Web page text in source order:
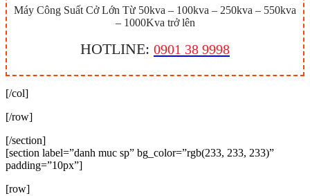
Máy Công Suất Cở Lớn Từ 50kva – 100kva – 250kva – 550kva
– 1000Kva trở lên
HOTLINE: 0901 38 9998
[/col]
[/row]
[/section]
[section label=”danh muc sp” bg_color=”rgb(233, 233, 233)”
padding=”10px”]
[row]